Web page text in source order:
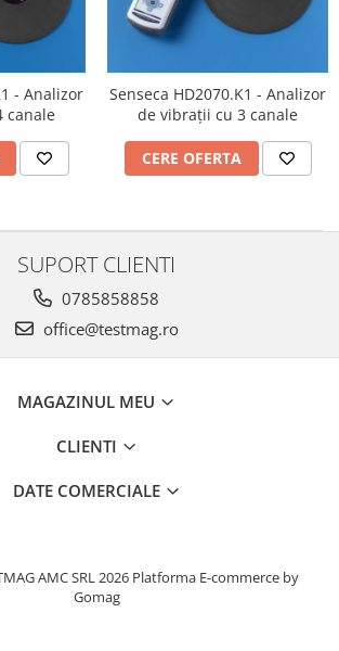
- Analizor
canale
Senseca HD2070.K1 - Analizor
de vibrații cu 3 canale
CERE OFERTA
SUPORT CLIENTI
0785858858
office@testmag.ro
MAGAZINUL MEU
CLIENTI
DATE COMERCIALE
AMC SRL 2026 Platforma E-commerce by
Gomag